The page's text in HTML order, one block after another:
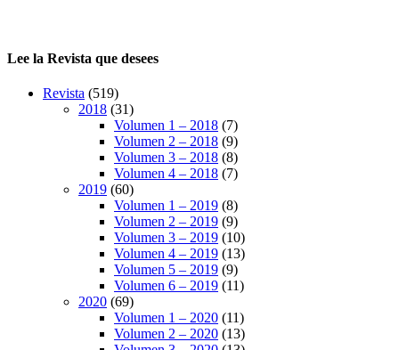
Lee la Revista que desees
Revista (519)
2018 (31)
Volumen 1 – 2018 (7)
Volumen 2 – 2018 (9)
Volumen 3 – 2018 (8)
Volumen 4 – 2018 (7)
2019 (60)
Volumen 1 – 2019 (8)
Volumen 2 – 2019 (9)
Volumen 3 – 2019 (10)
Volumen 4 – 2019 (13)
Volumen 5 – 2019 (9)
Volumen 6 – 2019 (11)
2020 (69)
Volumen 1 – 2020 (11)
Volumen 2 – 2020 (13)